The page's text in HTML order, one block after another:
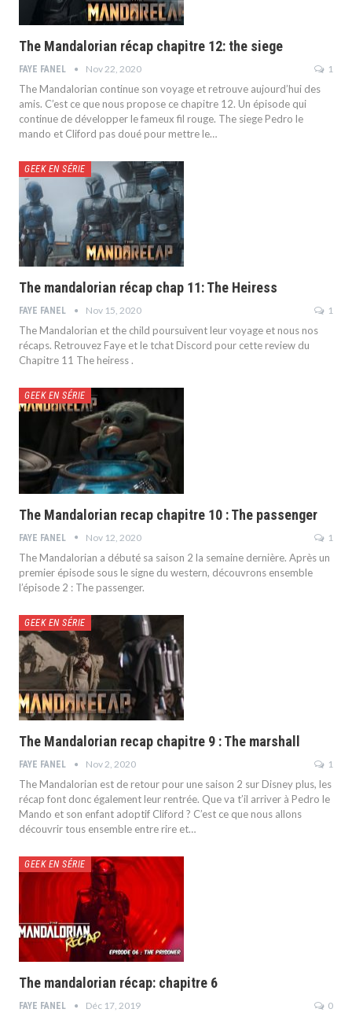
The Mandalorian récap chapitre 12: the siege
FAYE FANEL Nov 22, 2020 1
The Mandalorian continue son voyage et retrouve aujourd’hui des
amis. C’est ce que nous propose ce chapitre 12. Un épisode qui
continue de développer le fameux fil rouge. The siege Pedro le
mando et Cliford pas doué pour mettre le…
GEEK EN SÉRIE
The mandalorian récap chap 11: The Heiress
FAYE FANEL Nov 15, 2020 1
The Mandalorian et the child poursuivent leur voyage et nous nos
récaps. Retrouvez Faye et le tchat Discord pour cette review du
Chapitre 11 The heiress .
GEEK EN SÉRIE
The Mandalorian recap chapitre 10 : The passenger
FAYE FANEL Nov 12, 2020 1
The Mandalorian a débuté sa saison 2 la semaine dernière. Après un
premier épisode sous le signe du western, découvrons ensemble
l’épisode 2 : The passenger.
GEEK EN SÉRIE
The Mandalorian recap chapitre 9 : The marshall
FAYE FANEL Nov 2, 2020 1
The Mandalorian est de retour pour une saison 2 sur Disney plus, les
récap font donc également leur rentrée. Que va t’il arriver à Pedro le
Mando et son enfant adoptif Cliford ? C’est ce que nous allons
découvrir tous ensemble entre rire et…
GEEK EN SÉRIE
The mandalorian récap: chapitre 6
FAYE FANEL Déc 17, 2019 0